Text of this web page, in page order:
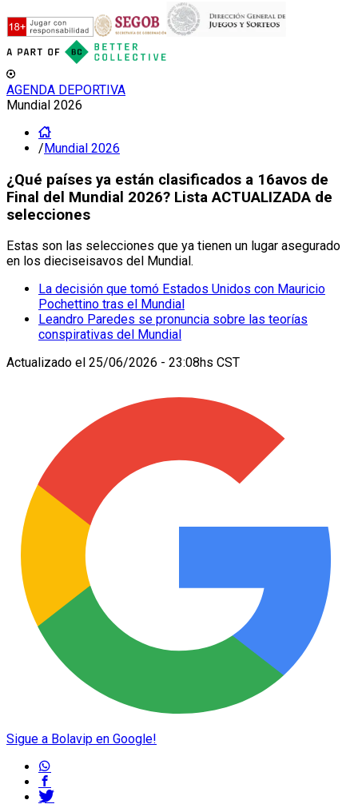
AGENDA DEPORTIVA
Mundial 2026
/Mundial 2026
¿Qué países ya están clasificados a 16avos de
Final del Mundial 2026? Lista ACTUALIZADA de
selecciones
Estas son las selecciones que ya tienen un lugar asegurado
en los dieciseisavos del Mundial.
La decisión que tomó Estados Unidos con Mauricio
Pochettino tras el Mundial
Leandro Paredes se pronuncia sobre las teorías
conspirativas del Mundial
Actualizado el 25/06/2026 - 23:08hs CST
Sigue a Bolavip en Google!